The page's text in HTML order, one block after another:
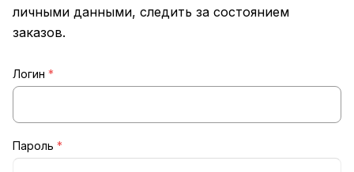
личными данными, следить за состоянием
заказов.
Логин *
Пароль *